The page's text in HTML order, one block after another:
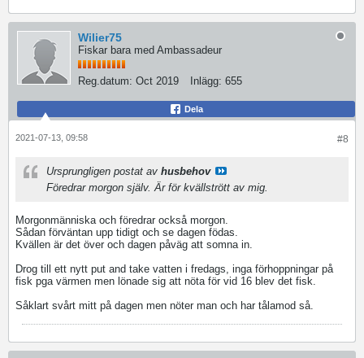
Wilier75
Fiskar bara med Ambassadeur
Reg.datum: Oct 2019 Inlägg: 655
Dela
#8
2021-07-13, 09:58
Ursprungligen postat av husbehov
Föredrar morgon själv. Är för kvällstrött av mig.
Morgonmänniska och föredrar också morgon.
Sådan förväntan upp tidigt och se dagen födas.
Kvällen är det över och dagen påväg att somna in.
Drog till ett nytt put and take vatten i fredags, inga förhoppningar på
fisk pga värmen men lönade sig att nöta för vid 16 blev det fisk.
Såklart svårt mitt på dagen men nöter man och har tålamod så.